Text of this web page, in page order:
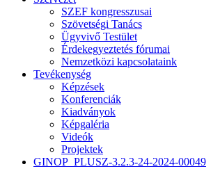
SZEF kongresszusai
Szövetségi Tanács
Ügyvivő Testület
Érdekegyeztetés fórumai
Nemzetközi kapcsolataink
Tevékenység
Képzések
Konferenciák
Kiadványok
Képgaléria
Videók
Projektek
GINOP_PLUSZ-3.2.3-24-2024-00049